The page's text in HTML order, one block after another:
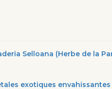
Selloana (Herbe de la
exotiques